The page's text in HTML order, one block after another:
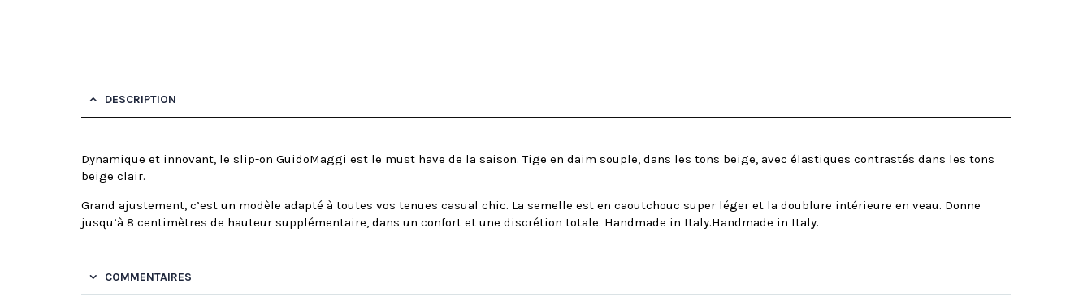
DESCRIPTION
Dynamique et innovant, le slip-on GuidoMaggi est le must have de la saison. Tige en daim souple, dans les tons beige, avec élastiques contrastés dans les tons
beige clair.
Grand ajustement, c’est un modèle adapté à toutes vos tenues casual chic. La semelle est en caoutchouc super léger et la doublure intérieure en veau. Donne
jusqu’à 8 centimètres de hauteur supplémentaire, dans un confort et une discrétion totale. Handmade in Italy.Handmade in Italy.
COMMENTAIRES